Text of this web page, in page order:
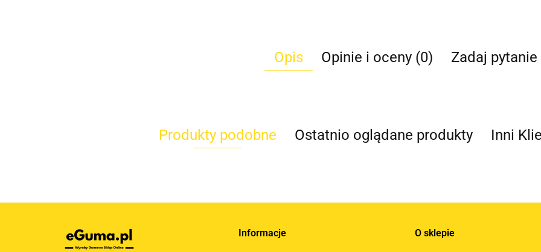
Opis Opinie i oceny (0) Zadaj pytanie
Produkty podobne Ostatnio oglądane produkty Inni
Informacje O sklepie